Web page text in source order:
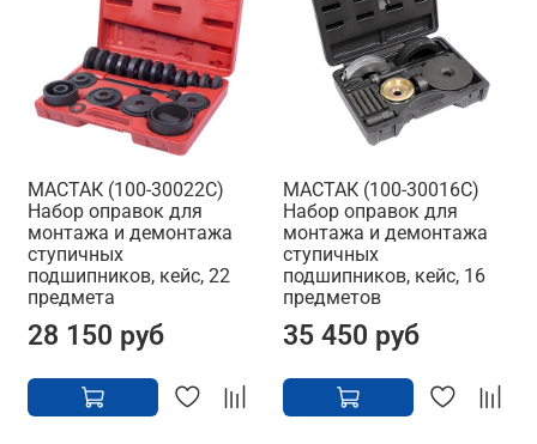
МАСТАК (100-30022C)
Набор оправок для
монтажа и демонтажа
ступичных
подшипников, кейс, 22
предмета
28 150 руб
МАСТАК (100-30016C)
Набор оправок для
монтажа и демонтажа
ступичных
подшипников, кейс, 16
предметов
35 450 руб